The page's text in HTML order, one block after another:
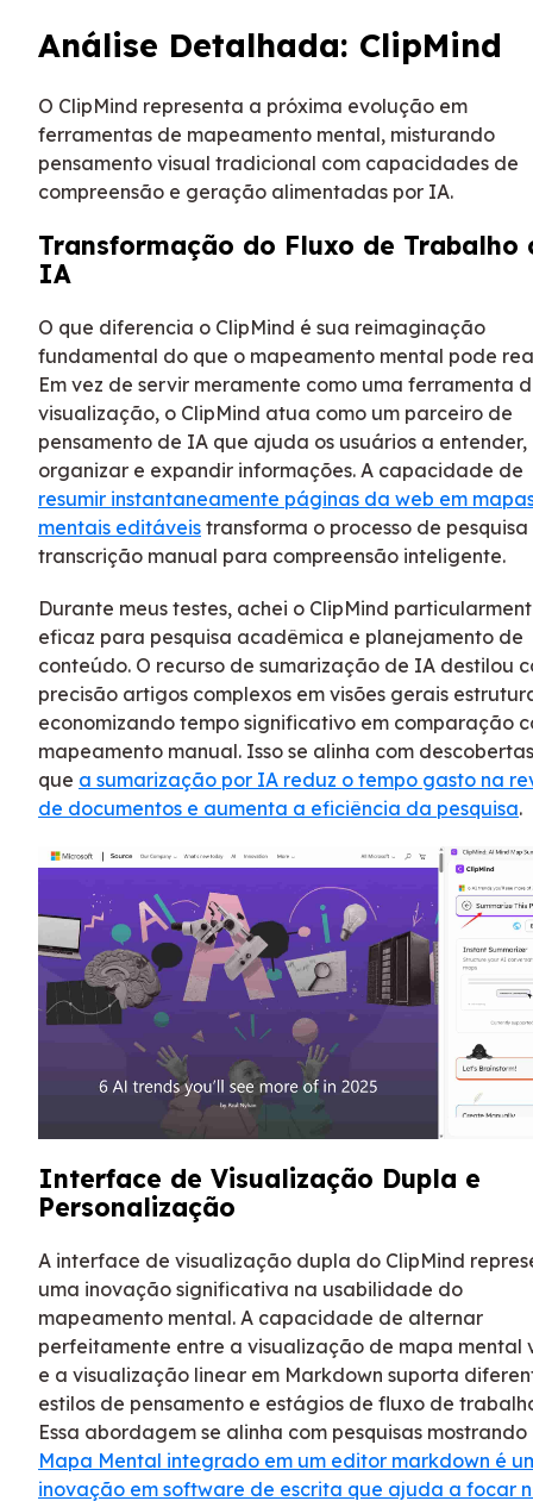
Análise Detalhada: ClipMind
O ClipMind representa a próxima evolução em
ferramentas de mapeamento mental, misturando
pensamento visual tradicional com capacidades de
compreensão e geração alimentadas por IA.
Transformação do Fluxo de Trabalho
IA
O que diferencia o ClipMind é sua reimaginação
fundamental do que o mapeamento mental pode
Em vez de servir meramente como uma ferramenta
visualização, o ClipMind atua como um parceiro de
pensamento de IA que ajuda os usuários a entender,
organizar e expandir informações. A capacidade de
resumir instantaneamente páginas da web em
mentais editáveis transforma o processo de
transcrição manual para compreensão inteligente.
Durante meus testes, achei o ClipMind
eficaz para pesquisa acadêmica e planejamento de
conteúdo. O recurso de sumarização de IA destilou
precisão artigos complexos em visões gerais
economizando tempo significativo em comparação
mapeamento manual. Isso se alinha com
que a sumarização por IA reduz o tempo gasto na
de documentos e aumenta a eficiência da pesquisa.
Interface de Visualização Dupla e
Personalização
A interface de visualização dupla do ClipMind
uma inovação significativa na usabilidade do
mapeamento mental. A capacidade de alternar
perfeitamente entre a visualização de mapa mental
e a visualização linear em Markdown suporta
estilos de pensamento e estágios de fluxo de
Essa abordagem se alinha com pesquisas mostrando
Mapa Mental integrado em um editor markdown é
inovação em software de escrita que ajuda a focar